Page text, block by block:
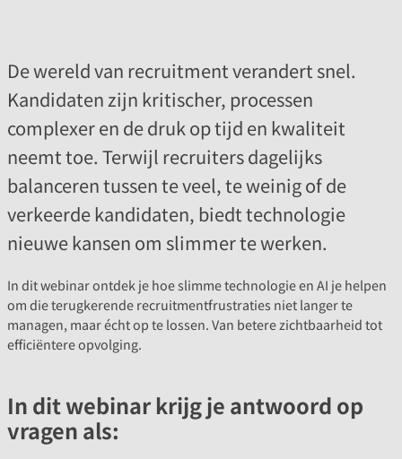
De wereld van recruitment verandert snel.
Kandidaten zijn kritischer, processen
complexer en de druk op tijd en kwaliteit
neemt toe. Terwijl recruiters dagelijks
balanceren tussen te veel, te weinig of de
verkeerde kandidaten, biedt technologie
nieuwe kansen om slimmer te werken.
In dit webinar ontdek je hoe slimme technologie en AI je helpen
om die terugkerende recruitmentfrustraties niet langer te
managen, maar écht op te lossen. Van betere zichtbaarheid tot
efficiëntere opvolging.
In dit webinar krijg je antwoord op
vragen als: